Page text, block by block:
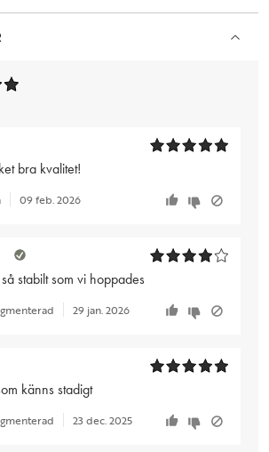
bra kvalitet!
09 feb. 2026
stabilt som vi hoppades
29 jan. 2026
känns stadigt
23 dec. 2025